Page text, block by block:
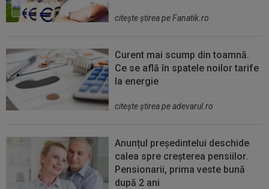
citeşte ştirea pe Fanatik.ro
Curent mai scump din toamnă.
Ce se află în spatele noilor tarife
la energie
citeşte ştirea pe adevarul.ro
Anunțul președintelui deschide
calea spre creșterea pensiilor.
Pensionarii, prima veste bună
după 2 ani